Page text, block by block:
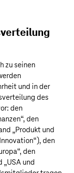
zu seinen
und in der
des
den
den
„Produkt und
den
den
„USA und